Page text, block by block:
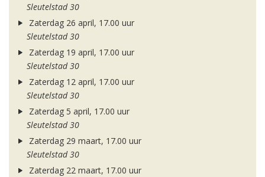
Sleutelstad 30
Zaterdag 26 april, 17.00 uur
Sleutelstad 30
Zaterdag 19 april, 17.00 uur
Sleutelstad 30
Zaterdag 12 april, 17.00 uur
Sleutelstad 30
Zaterdag 5 april, 17.00 uur
Sleutelstad 30
Zaterdag 29 maart, 17.00 uur
Sleutelstad 30
Zaterdag 22 maart, 17.00 uur